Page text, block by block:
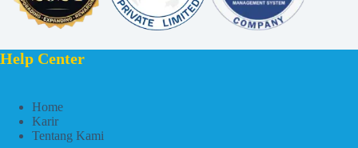
Help Center
Home
Karir
Tentang Kami